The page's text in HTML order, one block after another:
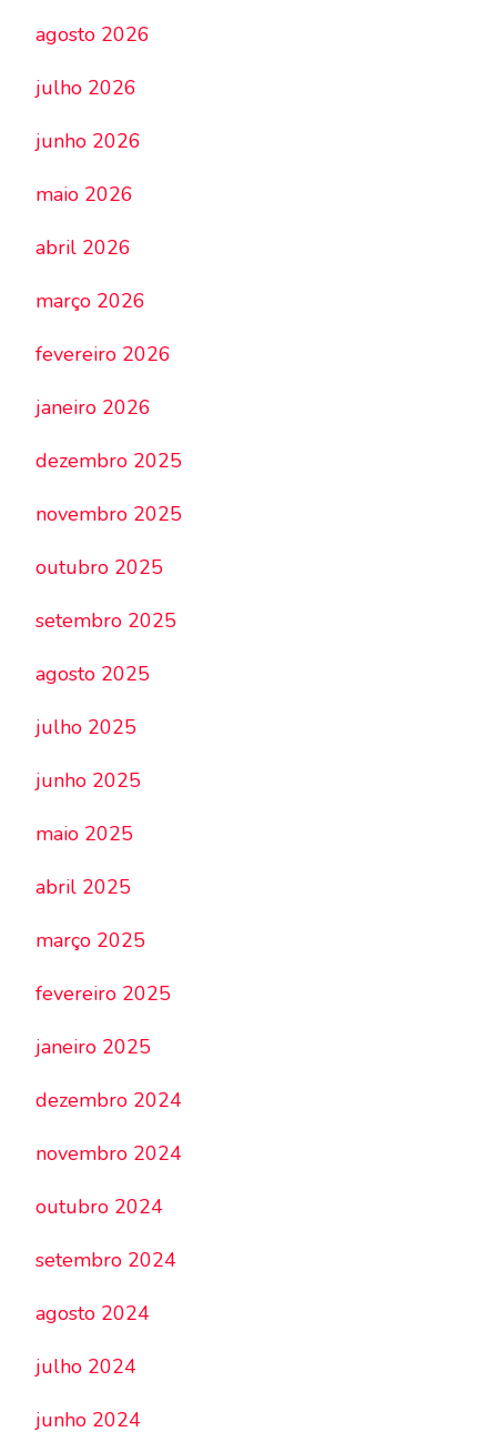
agosto 2026
julho 2026
junho 2026
maio 2026
abril 2026
março 2026
fevereiro 2026
janeiro 2026
dezembro 2025
novembro 2025
outubro 2025
setembro 2025
agosto 2025
julho 2025
junho 2025
maio 2025
abril 2025
março 2025
fevereiro 2025
janeiro 2025
dezembro 2024
novembro 2024
outubro 2024
setembro 2024
agosto 2024
julho 2024
junho 2024